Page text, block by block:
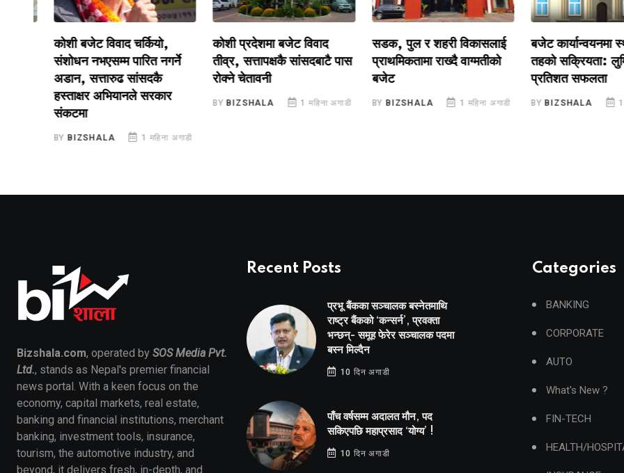
कोशी बजेट विवाद चर्कियो,
संशोधन नभएसम्म पारित नगर्ने
अडान, सत्तारुढ सांसदकै
हस्ताक्षर अभियानले सरकार
संकटमा
BIZSHALA 1 महिना अगाडी
कोशी प्रदेशमा बजेट विवाद
तीव्र, सत्तापक्षकै सांसदबाटै पास
रोक्ने चेतावनी
BIZSHALA 1 महिना अगाडी
सडक, पुल र शहरी विकासलाई
प्राथमिकतामा राख्दै वाग्मतीको
बजेट
BIZSHALA 1 महिना अगाडी
बजेट कार्यान्वयनमा
तहको सक्रियता:
प्रतिशत सफलता
BIZSHALA 1
Bizshala.com, operated by SOS Media Pvt.
Ltd., stands as Nepal's premier financial
news portal. With a keen focus on the
economy, capital markets, real estate,
banking and financial institutions, merchant
banking, investment tools, insurance,
tourism, the automotive industry, and
beyond, it delivers fresh, in-depth, and
Recent Posts
प्रभू बैंकका सञ्चालक बस्नेतमाथि
राष्ट्र बैंकको ‘कन्सर्न’, प्रवक्ता
भन्छन्- समूह फेरेर सञ्चालक पदमा
बस्न मिल्दैन
10 दिन अगाडी
पाँच वर्षसम्म अदालत मौन, पद
सकिएपछि महाप्रसाद ‘योग्य’ !
10 दिन अगाडी
Categories
BANKING
CORPORATE
AUTO
What's New ?
FIN-TECH
HEALTH/